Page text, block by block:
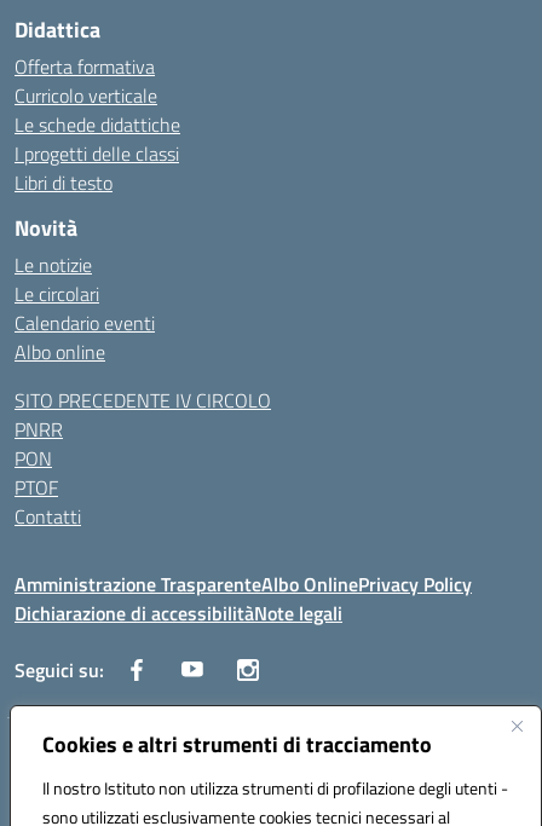
Cookies e altri strumenti di tracciamento
Il nostro Istituto non utilizza strumenti di profilazione degli utenti -
sono utilizzati esclusivamente cookies tecnici necessari al
Didattica
Offerta formativa
Curricolo verticale
Le schede didattiche
I progetti delle classi
Libri di testo
Novità
Le notizie
Le circolari
Calendario eventi
Albo online
SITO PRECEDENTE IV CIRCOLO
PNRR
PON
PTOF
Contatti
Amministrazione TrasparenteAlbo OnlinePrivacy Policy
Dichiarazione di accessibilitàNote legali
Seguici su:
Traversa Fondo d'Orto n.19B - Cap 80053 - Castellammare di Stabia
(NA) - Tel. 0818701043 - Mail: naic847006@istruzione.it - PEC: